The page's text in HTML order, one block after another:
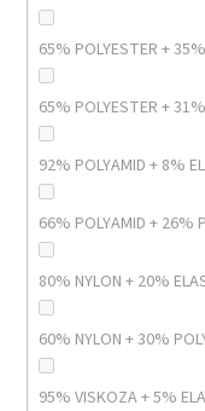
65% POLYESTER +
65% POLYESTER +
92% POLYAMID + 8%
66% POLYAMID + 26%
80% NYLON + 20%
60% NYLON + 30%
95% VISKOZA + 5%